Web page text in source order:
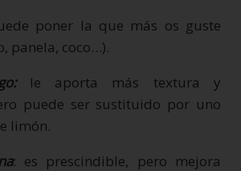
poner la que más os guste
panela, coco…).
le aporta más textura y
puede ser sustituido por uno
limón.
: es prescindible, pero mejora